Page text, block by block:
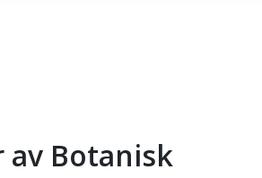
av Botanisk